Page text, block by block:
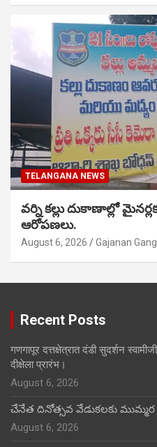
TELANGANA NEWS
వర్ని కల్లు దుకాణాల్లో
ఆరోపణలు.
August 6, 2026 Gajanan
Recent Posts
गणगापूर दत्तक्षेत्रात दंडी सुदर्शन
दीक्षेला प्रारंभ।
August 6, 2026
చేనేత దినోత్సవ వేడుకలకు ముమ్మర
August 6, 2026